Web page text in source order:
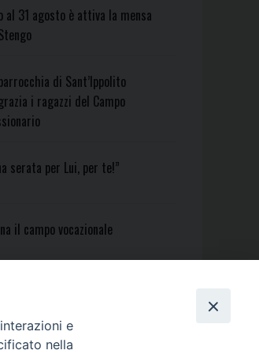
al 31 agosto è attiva la mensa
di Sant’Ippolito
i ragazzi del Campo
serata per Lui, per te!”
il campo vocazionale
e
nella